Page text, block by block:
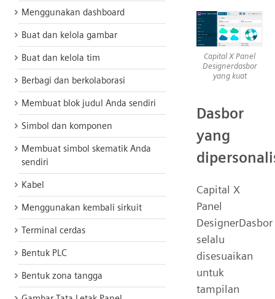
Menggunakan dashboard
Buat dan kelola gambar
Buat dan kelola tim
Berbagi dan berkolaborasi
Membuat blok judul Anda sendiri
Simbol dan komponen
Membuat simbol skematik Anda
sendiri
Kabel
Menggunakan kembali sirkuit
Terminal cerdas
Bentuk PLC
Bentuk zona tangga
Capital X Panel
Designerdasbor
yang kuat
Dasbor
yang
Capital X
Panel
DesignerDasbor
selalu
disesuaikan
untuk
tampilan